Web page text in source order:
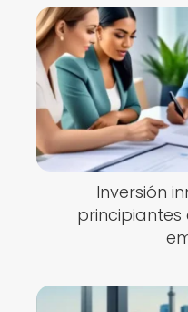
Inversión
principiantes